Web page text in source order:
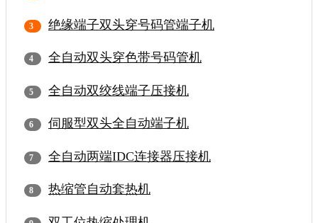
绝缘端子双头穿号码管端子机
全自动双头穿色带号码管机
全自动双绞线端子压接机
伺服型双头全自动端子机
全自动两端IDC连接器压接机
热缩管自动套热机